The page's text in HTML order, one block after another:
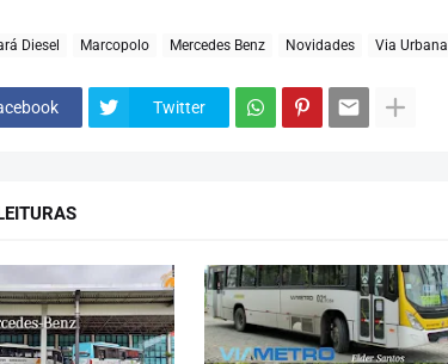
Diesel Marcopolo Mercedes Benz Novidades Via Urbana
Twitter